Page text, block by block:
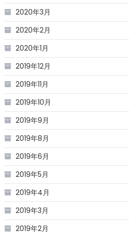
2020年3月
2020年2月
2020年1月
2019年12月
2019年11月
2019年10月
2019年9月
2019年8月
2019年6月
2019年5月
2019年4月
2019年3月
2019年2月